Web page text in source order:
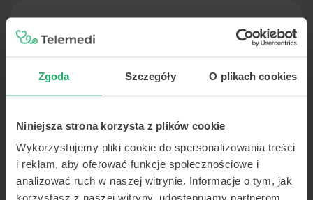
Zgoda Szczegóły O plikach cookies
Niniejsza strona korzysta z plików cookie
Wykorzystujemy pliki cookie do spersonalizowania treści
i reklam, aby oferować funkcje społecznościowe i
analizować ruch w naszej witrynie. Informacje o tym, jak
korzystasz z naszej witryny, udostępniamy partnerom